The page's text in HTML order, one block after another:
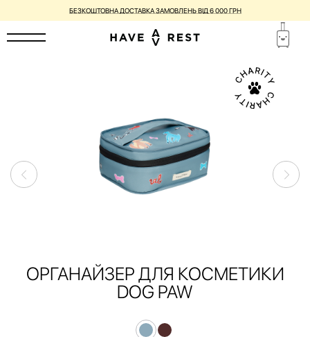
БЕЗКОШТОВНА ДОСТАВКА ЗАМОВЛЕНЬ ВІД 6 000 ГРН
ОРГАНАЙЗЕР ДЛЯ КОСМЕТИКИ
DOG PAW